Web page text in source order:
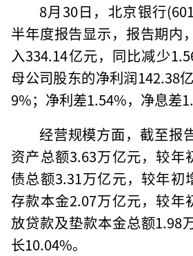
8月30日，北京银行
半年度报告显示，报告期内
入334.14亿元，同比减少
母公司股东的净利润142.38
9%；净利差1.54%，净息差
经营规模方面，截至报
资产总额3.63万亿元，较年
债总额3.31万亿元，较年初
存款本金2.07万亿元，较年
放贷款及垫款本金总额1.98
长10.04%。